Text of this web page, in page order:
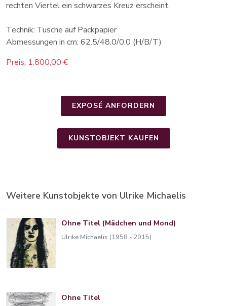
rechten Viertel ein schwarzes Kreuz erscheint.
Technik: Tusche auf Packpapier
Abmessungen in cm: 62.5/48.0/0.0 (H/B/T)
Preis: 1.800,00 €
EXPOSÉ ANFORDERN
KUNSTOBJEKT KAUFEN
Weitere Kunstobjekte von Ulrike Michaelis
Ohne Titel (Mädchen und Mond)
Ulrike Michaelis (1958 - 2015)
Ohne Titel